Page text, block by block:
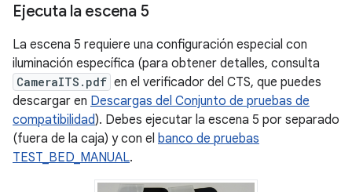
Ejecuta la escena 5
La escena 5 requiere una configuración especial con
iluminación específica (para obtener detalles, consulta
CameraITS.pdf en el verificador del CTS, que puedes
descargar en Descargas del Conjunto de pruebas de
compatibilidad). Debes ejecutar la escena 5 por separado
(fuera de la caja) y con el banco de pruebas
TEST_BED_MANUAL.